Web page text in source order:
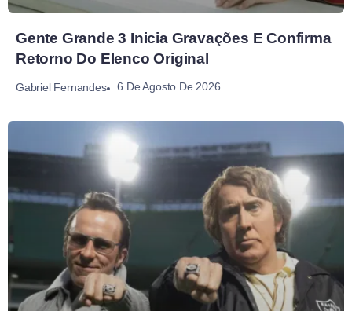
Gente Grande 3 Inicia Gravações E Confirma
Retorno Do Elenco Original
Gabriel Fernandes 6 De Agosto De 2026